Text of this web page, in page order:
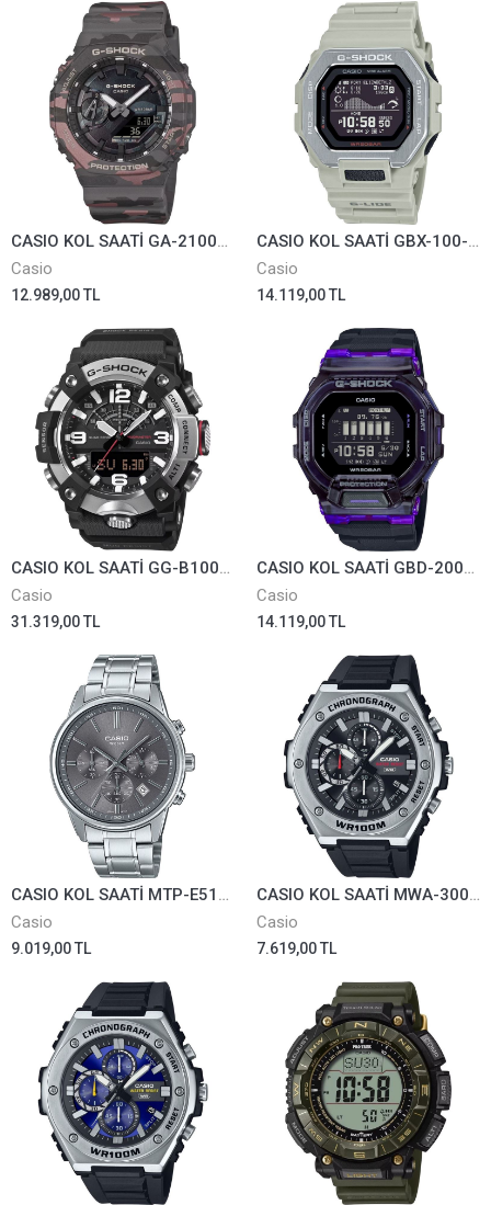
CASIO KOL SAATİ GA-2100CMD-8ADR
Casio
12.989,00 TL
CASIO KOL SAATİ GBX-100-8DR
Casio
14.119,00 TL
CASIO KOL SAATİ GG-B100XM-1ADR
Casio
31.319,00 TL
CASIO KOL SAATİ GBD-200SM-1A6DR
Casio
14.119,00 TL
CASIO KOL SAATİ MTP-E515D-8AVDF
Casio
9.019,00 TL
CASIO KOL SAATİ MWA-300H-1AVDF
Casio
7.619,00 TL